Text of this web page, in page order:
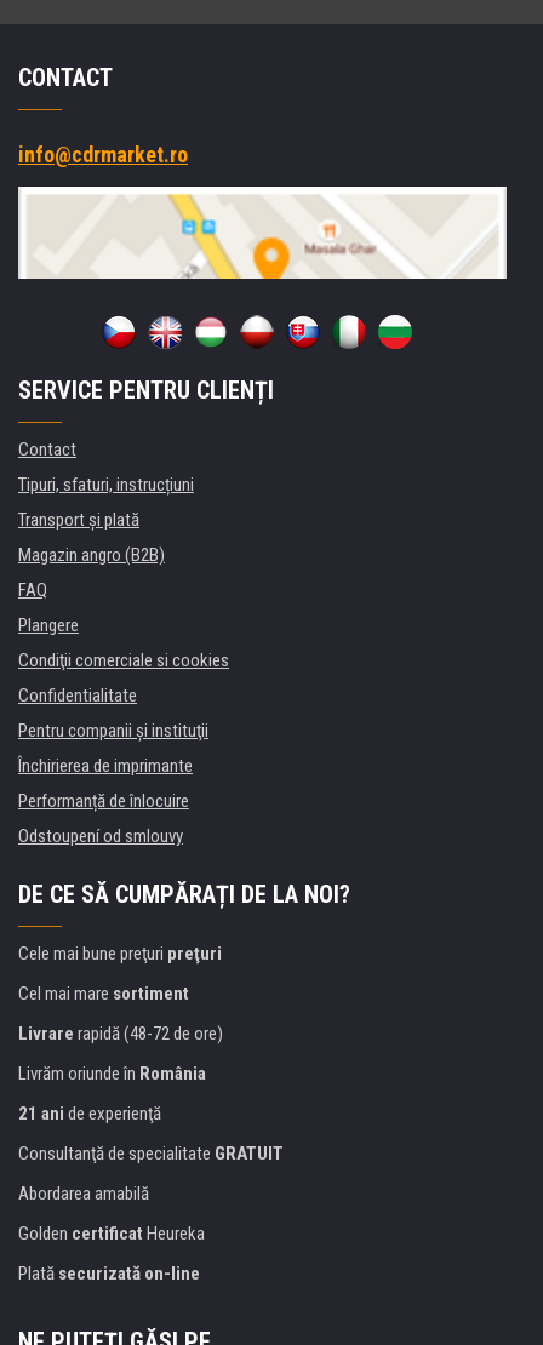
CONTACT
info@cdrmarket.ro
SERVICE PENTRU CLIENȚI
Contact
Tipuri, sfaturi, instrucțiuni
Transport şi plată
Magazin angro (B2B)
FAQ
Plangere
Condiţii comerciale si cookies
Confidentialitate
Pentru companii și instituţii
Închirierea de imprimante
Performanță de înlocuire
Odstoupení od smlouvy
DE CE SĂ CUMPĂRAȚI DE LA NOI?
Cele mai bune preţuri preţuri
Cel mai mare sortiment
Livrare rapidă (48-72 de ore)
Livrăm oriunde în România
21 ani de experienţă
Consultanţă de specialitate GRATUIT
Abordarea amabilă
Golden certificat Heureka
Plată securizată on-line